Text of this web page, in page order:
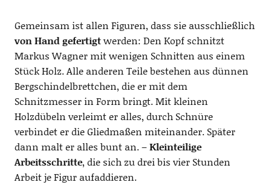
Gemeinsam ist allen Figuren, dass sie ausschließlich
von Hand gefertigtwerden: Den Kopf schnitzt
Markus Wagner mit wenigen Schnitten aus einem
Stück Holz. Alle anderen Teile bestehen aus dünnen
Bergschindelbrettchen, die er mit dem
Schnitzmesser in Form bringt. Mit kleinen
Holzdübeln verleimt er alles, durch Schnüre
verbindet er die Gliedmaßen miteinander. Später
dann malt er alles bunt an. –Kleinteilige
Arbeitsschritte, die sich zu drei bis vier Stunden
Arbeit je Figur aufaddieren.